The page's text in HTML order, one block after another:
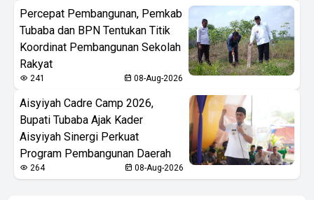
Percepat Pembangunan, Pemkab
Tubaba dan BPN Tentukan Titik
Koordinat Pembangunan Sekolah
Rakyat
241 08-Aug-2026
Aisyiyah Cadre Camp 2026,
Bupati Tubaba Ajak Kader
Aisyiyah Sinergi Perkuat
Program Pembangunan Daerah
264 08-Aug-2026